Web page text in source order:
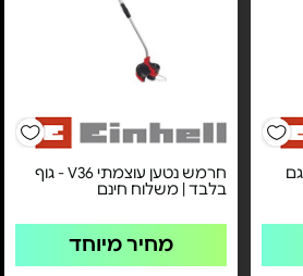
חרמש נטען עוצמתי V36 - גוף
בלבד | משלוח חינם
מחיר מיוחד